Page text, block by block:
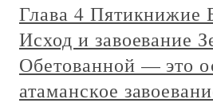
Глава 4 Пятикнижие
Исход и завоевание
Обетованной — это
атаманское